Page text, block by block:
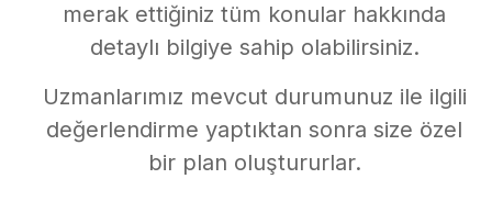
merak ettiğiniz tüm konular hakkında
detaylı bilgiye sahip olabilirsiniz.
Uzmanlarımız mevcut durumunuz ile ilgili
değerlendirme yaptıktan sonra size özel
bir plan oluştururlar.